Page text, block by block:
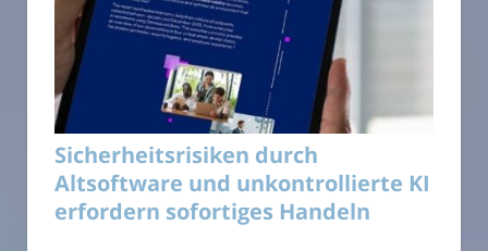
Sicherheitsrisiken durch
Altsoftware und unkontrollierte KI
erfordern sofortiges Handeln